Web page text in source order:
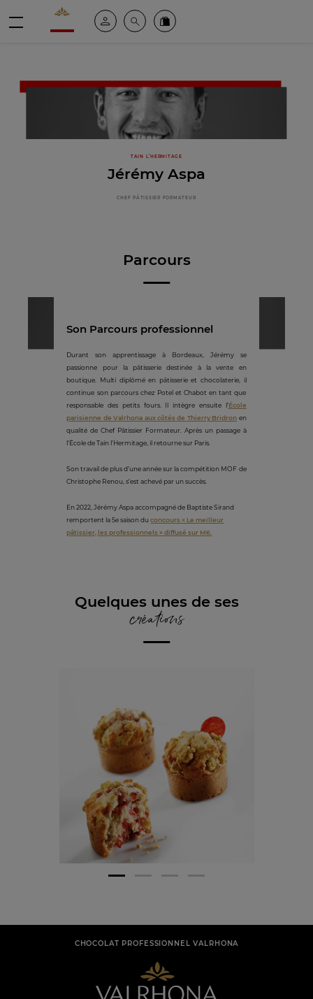
Valrhona - Imaginons le meilleur du chocolat
Espace clientRechercheCommandez en ligne
TAIN L’HERMITAGE
Jérémy Aspa
CHEF PÂTISSIER FORMATEUR
Parcours
Son Parcours professionnel
Durant son apprentissage à Bordeaux, Jérémy se
passionne pour la pâtisserie destinée à la vente en
boutique. Multi diplômé en pâtisserie et chocolaterie, il
continue son parcours chez Potel et Chabot en tant que
responsable des petits fours. Il intègre ensuite l’École
parisienne de Valrhona aux côtés de Thierry Bridron en
qualité de Chef Pâtissier Formateur. Après un passage à
l’École de Tain l’Hermitage, il retourne sur Paris.
Son travail de plus d’une année sur la compétition MOF de
Christophe Renou, s’est achevé par un succès.
En 2022, Jérémy Aspa accompagné de Baptiste Sirand
remportent la 5e saison duconcours « Le meilleur
pâtissier, les professionnels » diffusé sur M6.
Quelques unes de ses
créations
CHOCOLAT PROFESSIONNEL VALRHONA